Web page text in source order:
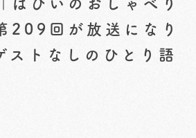
はぴいのおしゃべり
209回が放送になり
ストなしのひとり語